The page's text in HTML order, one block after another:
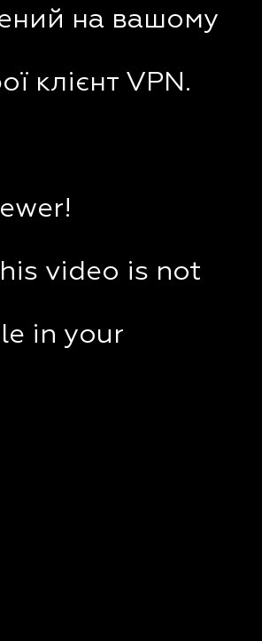
на вашому
клієнт VPN.
video is not
in your